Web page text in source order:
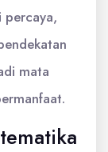
percaya,
mata